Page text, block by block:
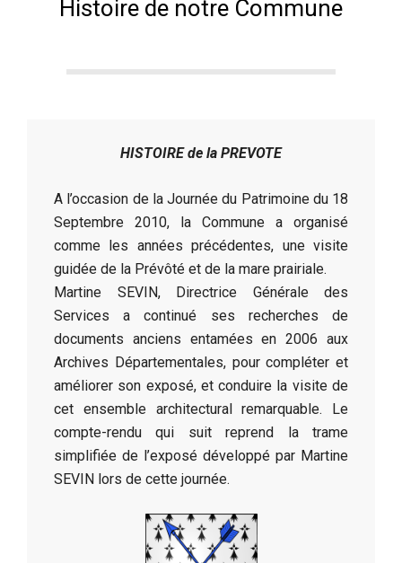
Histoire de notre Commune
HISTOIRE de la PREVOTE
A l’occasion de la Journée du Patrimoine du 18
Septembre 2010, la Commune a organisé
comme les années précédentes, une visite
guidée de la Prévôté et de la mare prairiale.
Martine SEVIN, Directrice Générale des
Services a continué ses recherches de
documents anciens entamées en 2006 aux
Archives Départementales, pour compléter et
améliorer son exposé, et conduire la visite de
cet ensemble architectural remarquable. Le
compte-rendu qui suit reprend la trame
simplifiée de l’exposé développé par Martine
SEVIN lors de cette journée.